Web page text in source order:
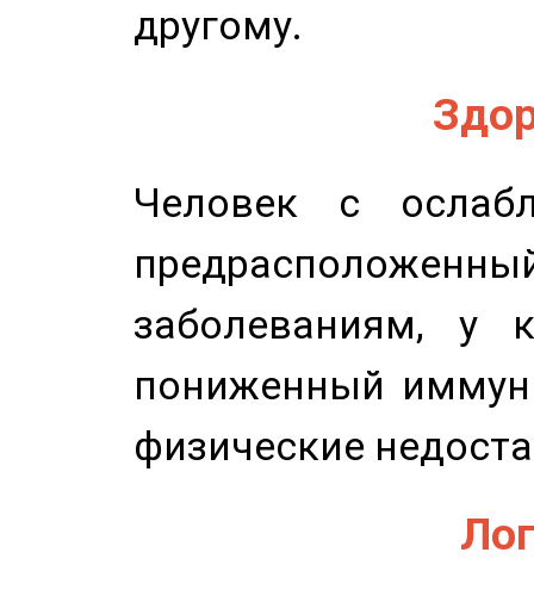
другому.
Человек с
заболеваниям, у
пониженный
физические